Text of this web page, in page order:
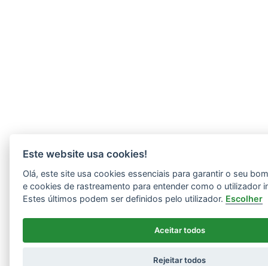
Este website usa cookies!
Olá, este site usa cookies essenciais para garantir o seu
e cookies de rastreamento para entender como o utilizador
Estes últimos podem ser definidos pelo utilizador. Escolher
Aceitar todos
Rejeitar todos